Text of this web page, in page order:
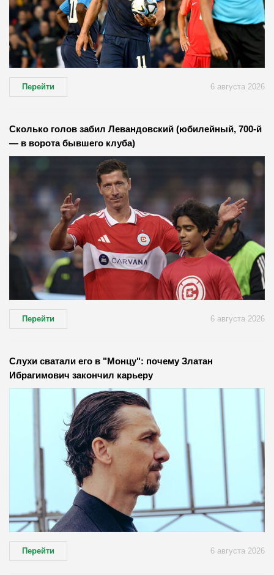
Перейти 6 августа 2026
Сколько голов забил Левандовский (юбилейный, 700-й
— в ворота бывшего клуба)
Перейти 6 августа 2026
Слухи сватали его в "Монцу": почему Златан
Ибрагимович закончил карьеру
Перейти 6 августа 2026